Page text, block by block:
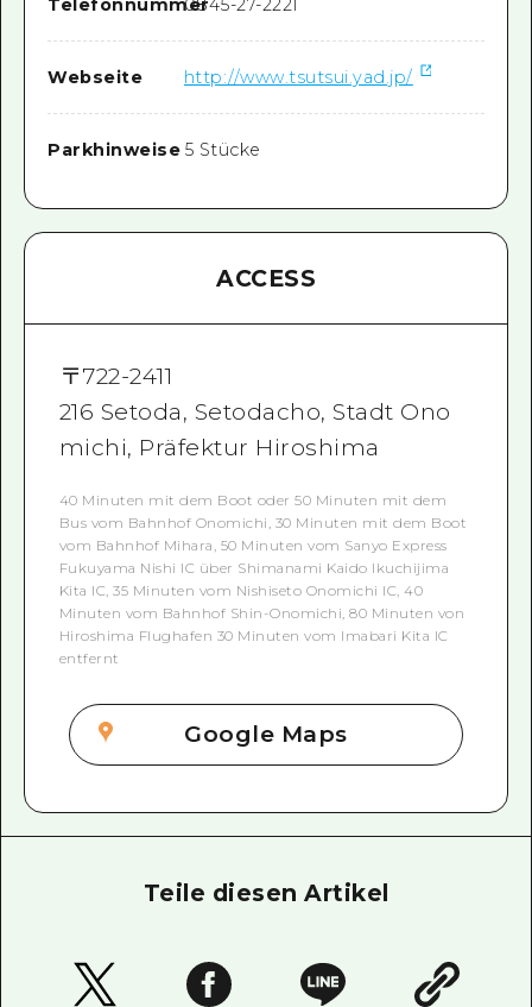
Webseite http://www.tsutsui.yad.jp/
Parkhinweise 5 Stücke
ACCESS
〒722-2411
216 Setoda, Setodacho, Stadt Ono
michi, Präfektur Hiroshima
40 Minuten mit dem Boot oder 50 Minuten mit dem
Bus vom Bahnhof Onomichi, 30 Minuten mit dem Boot
vom Bahnhof Mihara, 50 Minuten vom Sanyo Express
Fukuyama Nishi IC über Shimanami Kaido Ikuchijima
Kita IC, 35 Minuten vom Nishiseto Onomichi IC, 40
Minuten vom Bahnhof Shin-Onomichi, 80 Minuten von
Hiroshima Flughafen 30 Minuten vom Imabari Kita IC
entfernt
Google Maps
Teile diesen Artikel